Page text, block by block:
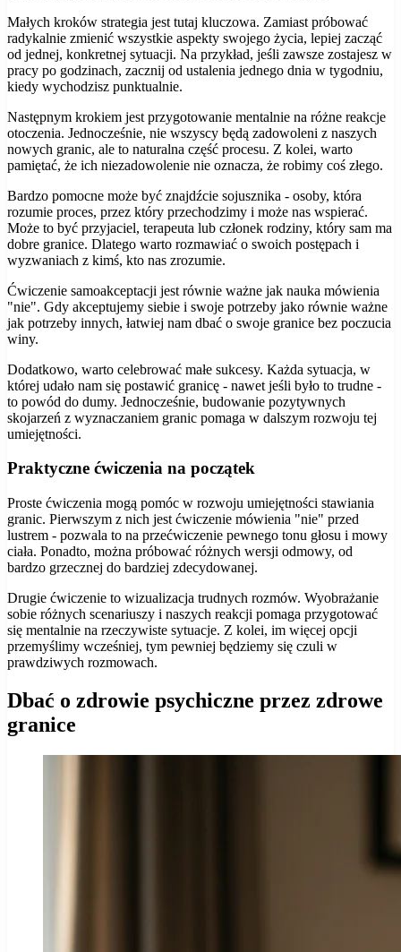
Małych kroków strategia jest tutaj kluczowa. Zamiast próbować
radykalnie zmienić wszystkie aspekty swojego życia, lepiej zacząć
od jednej, konkretnej sytuacji. Na przykład, jeśli zawsze zostajesz w
pracy po godzinach, zacznij od ustalenia jednego dnia w tygodniu,
kiedy wychodzisz punktualnie.
Następnym krokiem jest przygotowanie mentalnie na różne reakcje
otoczenia. Jednocześnie, nie wszyscy będą zadowoleni z naszych
nowych granic, ale to naturalna część procesu. Z kolei, warto
pamiętać, że ich niezadowolenie nie oznacza, że robimy coś złego.
Bardzo pomocne może być znajdźcie sojusznika - osoby, która
rozumie proces, przez który przechodzimy i może nas wspierać.
Może to być przyjaciel, terapeuta lub członek rodziny, który sam ma
dobre granice. Dlatego warto rozmawiać o swoich postępach i
wyzwaniach z kimś, kto nas zrozumie.
Ćwiczenie samoakceptacji jest równie ważne jak nauka mówienia
"nie". Gdy akceptujemy siebie i swoje potrzeby jako równie ważne
jak potrzeby innych, łatwiej nam dbać o swoje granice bez poczucia
winy.
Dodatkowo, warto celebrować małe sukcesy. Każda sytuacja, w
której udało nam się postawić granicę - nawet jeśli było to trudne -
to powód do dumy. Jednocześnie, budowanie pozytywnych
skojarzeń z wyznaczaniem granic pomaga w dalszym rozwoju tej
umiejętności.
Praktyczne ćwiczenia na początek
Proste ćwiczenia mogą pomóc w rozwoju umiejętności stawiania
granic. Pierwszym z nich jest ćwiczenie mówienia "nie" przed
lustrem - pozwala to na przećwiczenie pewnego tonu głosu i mowy
ciała. Ponadto, można próbować różnych wersji odmowy, od
bardzo grzecznej do bardziej zdecydowanej.
Drugie ćwiczenie to wizualizacja trudnych rozmów. Wyobrażanie
sobie różnych scenariuszy i naszych reakcji pomaga przygotować
się mentalnie na rzeczywiste sytuacje. Z kolei, im więcej opcji
przemyślimy wcześniej, tym pewniej będziemy się czuli w
prawdziwych rozmowach.
Dbać o zdrowie psychiczne przez zdrowe
granice